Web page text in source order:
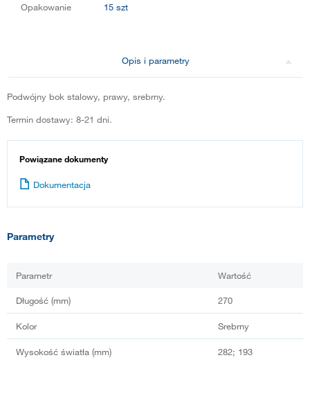
Opakowanie
15 szt
Opis i parametry
Podwójny bok stalowy, prawy, srebrny.
Termin dostawy: 8-21 dni.
Powiązane dokumenty
Dokumentacja
Parametry
Parametr Wartość
Długość (mm) 270
Kolor Srebrny
Wysokość światła (mm) 282; 193